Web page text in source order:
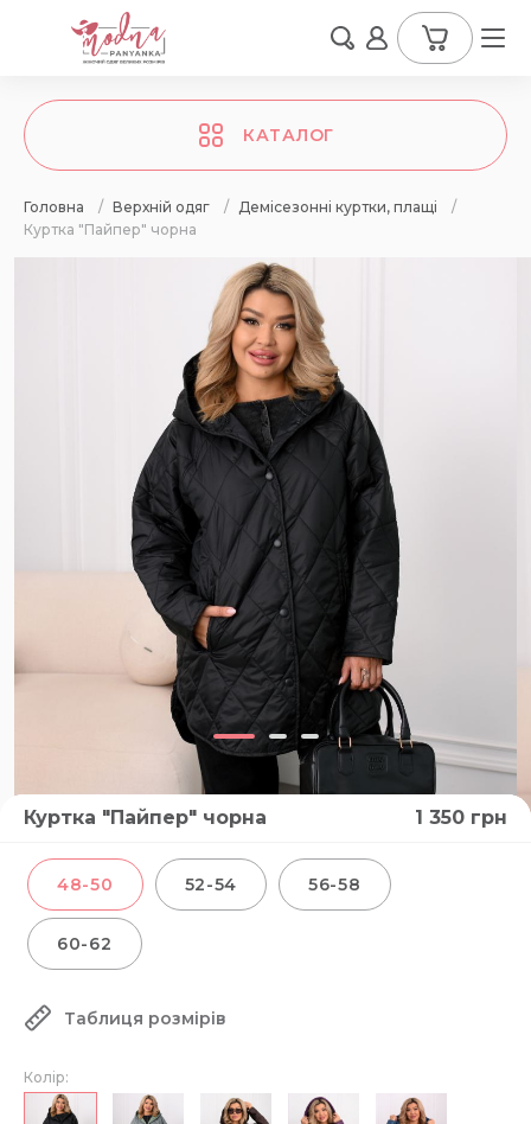
КАТАЛОГ
Головна / Верхній одяг / Демісезонні куртки, плащі
/
Куртка "Пайпер" чорна
Куртка "Пайпер" чорна 1 350 грн
48-50 52-54 56-58
60-62
Таблиця розмірів
Колір: